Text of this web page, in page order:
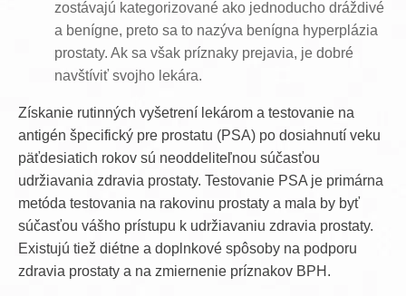
zostávajú kategorizované ako jednoducho dráždivé
a benígne, preto sa to nazýva benígna hyperplázia
prostaty. Ak sa však príznaky prejavia, je dobré
navštíviť svojho lekára.
Získanie rutinných vyšetrení lekárom a testovanie na
antigén špecifický pre prostatu (PSA) po dosiahnutí veku
päťdesiatich rokov sú neoddeliteľnou súčasťou
udržiavania zdravia prostaty. Testovanie PSA je primárna
metóda testovania na rakovinu prostaty a mala by byť
súčasťou vášho prístupu k udržiavaniu zdravia prostaty.
Existujú tiež diétne a doplnkové spôsoby na podporu
zdravia prostaty a na zmiernenie príznakov BPH.